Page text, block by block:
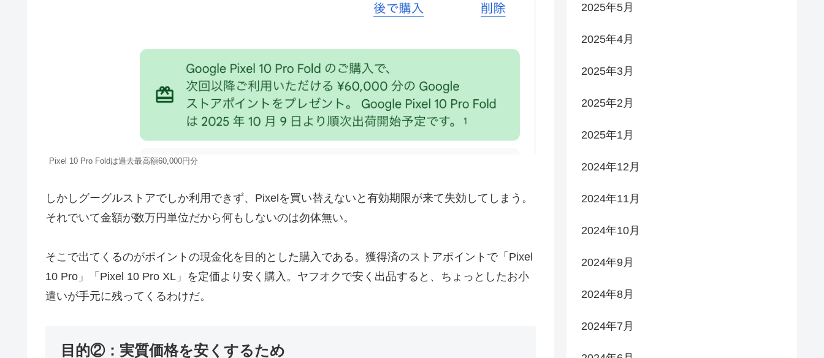
Pixel 10 Pro Foldは過去最高額60,000円分
しかしグーグルストアでしか利用できず、Pixelを買い替えないと有効期限が来て失効してしまう。
それでいて金額が数万円単位だから何もしないのは勿体無い。
そこで出てくるのがポイントの現金化を目的とした購入である。獲得済のストアポイントで「Pixel
10 Pro」「Pixel 10 Pro XL」を定価より安く購入。ヤフオクで安く出品すると、ちょっとしたお小
遣いが手元に残ってくるわけだ。
目的②：実質価格を安くするため
2025年5月
2025年4月
2025年3月
2025年2月
2025年1月
2024年12月
2024年11月
2024年10月
2024年9月
2024年8月
2024年7月